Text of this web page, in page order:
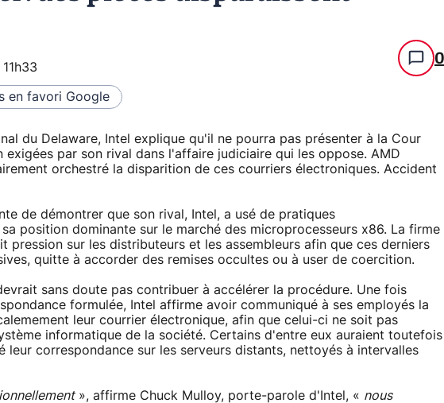
0
en favori Google
du Delaware, Intel explique qu'il ne pourra pas présenter à la Cour
par son rival dans l'affaire judiciaire qui les oppose. AMD
orchestré la disparition de ces courriers électroniques. Accident
de démontrer que son rival, Intel, a usé de pratiques
position dominante sur le marché des microprocesseurs x86. La firme
pression sur les distributeurs et les assembleurs afin que ces derniers
quitte à accorder des remises occultes ou à user de coercition.
sans doute pas contribuer à accélérer la procédure. Une fois
formulée, Intel affirme avoir communiqué à ses employés la
leur courrier électronique, afin que celui-ci ne soit pas
informatique de la société. Certains d'entre eux auraient toutefois
leur correspondance sur les serveurs distants, nettoyés à intervalles
», affirme Chuck Mulloy, porte-parole d'Intel, « nous